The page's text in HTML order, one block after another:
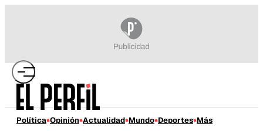
Política Opinión Actualidad Mundo Deportes Más